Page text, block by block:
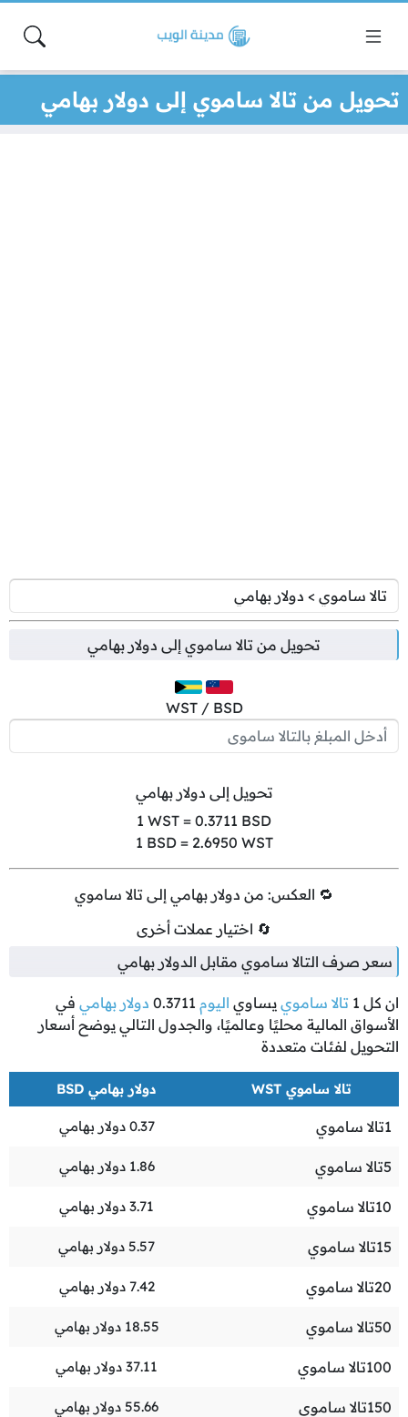
تحويل من تالا ساموي إلى دولار بهامي
تحويل من تالا ساموي إلى دولار بهامي
WST / BSD
تحويل إلى دولار بهامي
1 WST = 0.3711 BSD
1 BSD = 2.6950 WST
🔁 العكس: من دولار بهامي إلى تالا ساموي
🔄 اختيار عملات أخرى
سعر صرف التالا ساموي مقابل الدولار بهامي
ان كل 1 تالا ساموي يساوي اليوم 0.3711 دولار بهامي في
الأسواق المالية محليًا وعالميًا، والجدول التالي يوضح أسعار
التحويل لفئات متعددة
تالا ساموي WST دولار بهامي BSD
1تالا ساموي 0.37 دولار بهامي
5تالا ساموي 1.86 دولار بهامي
10تالا ساموي 3.71 دولار بهامي
15تالا ساموي 5.57 دولار بهامي
20تالا ساموي 7.42 دولار بهامي
50تالا ساموي 18.55 دولار بهامي
100تالا ساموي 37.11 دولار بهامي
150تالا ساموي 55.66 دولار بهامي